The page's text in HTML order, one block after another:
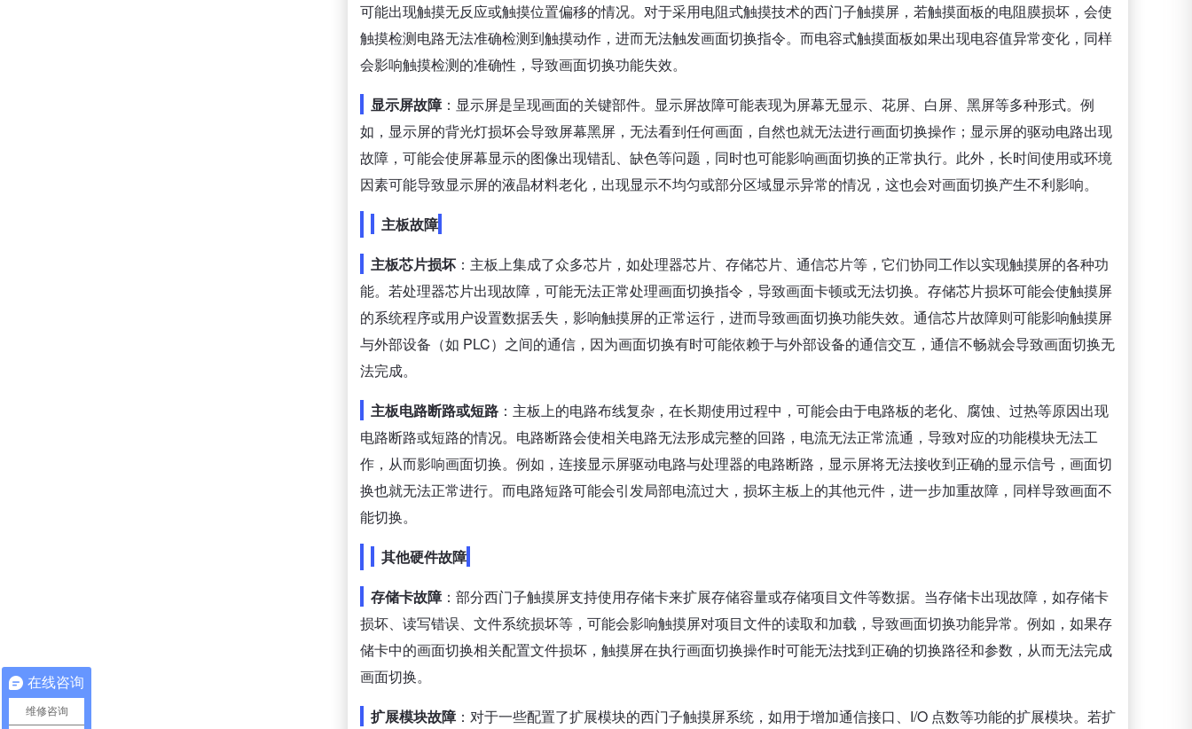
可能出现触摸无反应或触摸位置偏移的情况。对于采用电阻式触摸技术的西门子触摸屏，若触摸面板的电阻膜损坏，会使
触摸检测电路无法准确检测到触摸动作，进而无法触发画面切换指令。而电容式触摸面板如果出现电容值异常变化，同样
会影响触摸检测的准确性，导致画面切换功能失效。
显示屏故障：显示屏是呈现画面的关键部件。显示屏故障可能表现为屏幕无显示、花屏、白屏、黑屏等多种形式。例
如，显示屏的背光灯损坏会导致屏幕黑屏，无法看到任何画面，自然也就无法进行画面切换操作；显示屏的驱动电路出现
故障，可能会使屏幕显示的图像出现错乱、缺色等问题，同时也可能影响画面切换的正常执行。此外，长时间使用或环境
因素可能导致显示屏的液晶材料老化，出现显示不均匀或部分区域显示异常的情况，这也会对画面切换产生不利影响。
主板故障
主板芯片损坏 ：主板上集成了众多芯片，如处理器芯片、存储芯片、通信芯片等，它们协同工作以实现触摸屏的各种功
能。若处理器芯片出现故障，可能无法正常处理画面切换指令，导致画面卡顿或无法切换。存储芯片损坏可能会使触摸屏
的系统程序或用户设置数据丢失，影响触摸屏的正常运行，进而导致画面切换功能失效。通信芯片故障则可能影响触摸屏
与外部设备（如 PLC）之间的通信，因为画面切换有时可能依赖于与外部设备的通信交互，通信不畅就会导致画面切换无
法完成。
主板电路断路或短路 ：主板上的电路布线复杂，在长期使用过程中，可能会由于电路板的老化、腐蚀、过热等原因出现
电路断路或短路的情况。电路断路会使相关电路无法形成完整的回路，电流无法正常流通，导致对应的功能模块无法工
作，从而影响画面切换。例如，连接显示屏驱动电路与处理器的电路断路，显示屏将无法接收到正确的显示信号，画面切
换也就无法正常进行。而电路短路可能会引发局部电流过大，损坏主板上的其他元件，进一步加重故障，同样导致画面不
能切换。
其他硬件故障
存储卡故障：部分西门子触摸屏支持使用存储卡来扩展存储容量或存储项目文件等数据。当存储卡出现故障，如存储卡
损坏、读写错误、文件系统损坏等，可能会影响触摸屏对项目文件的读取和加载，导致画面切换功能异常。例如，如果存
储卡中的画面切换相关配置文件损坏，触摸屏在执行画面切换操作时可能无法找到正确的切换路径和参数，从而无法完成
画面切换。
扩展模块故障：对于一些配置了扩展模块的西门子触摸屏系统，如用于增加通信接口、I/O 点数等功能的扩展模块。若扩
在线咨询
维修咨询